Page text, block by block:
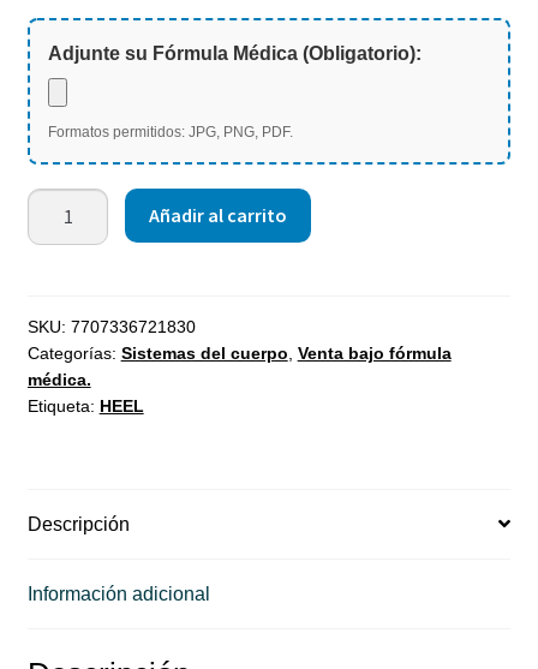
Adjunte su Fórmula Médica (Obligatorio):
Formatos permitidos: JPG, PNG, PDF.
Añadir al carrito
SKU: 7707336721830
Categorías: Sistemas del cuerpo Venta bajo fórmula
médica.
Etiqueta: HEEL
Descripción
Información adicional